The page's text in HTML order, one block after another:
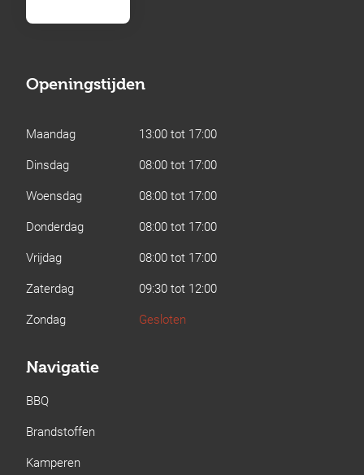
Openingstijden
Maandag
13:00 tot 17:00
Dinsdag
08:00 tot 17:00
Woensdag
08:00 tot 17:00
Donderdag
08:00 tot 17:00
Vrijdag
08:00 tot 17:00
Zaterdag
09:30 tot 12:00
Zondag
Gesloten
Navigatie
BBQ
Brandstoffen
Kamperen